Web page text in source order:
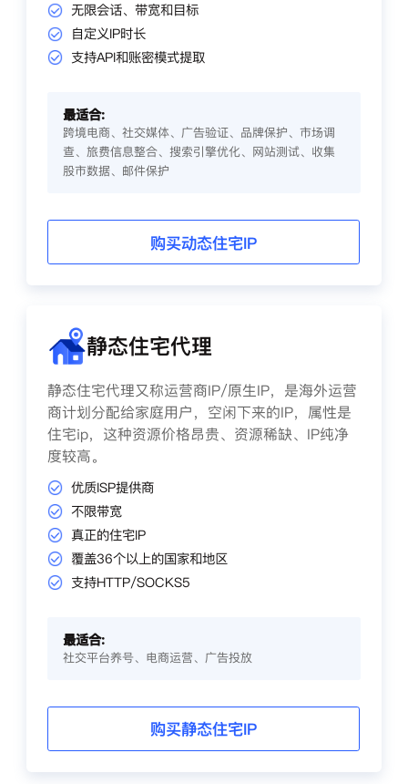
无限会话、带宽和目标
自定义IP时长
支持API和账密模式提取
最适合:
跨境电商、社交媒体、广告验证、品牌保护、市场调
查、旅费信息整合、搜索引擎优化、网站测试、收集
股市数据、邮件保护
购买动态住宅IP
静态住宅代理
静态住宅代理又称运营商IP/原生IP，是海外运营
商计划分配给家庭用户，空闲下来的IP，属性是
住宅ip，这种资源价格昂贵、资源稀缺、IP纯净
度较高。
优质ISP提供商
不限带宽
真正的住宅IP
覆盖36个以上的国家和地区
支持HTTP/SOCKS5
最适合:
社交平台养号、电商运营、广告投放
购买静态住宅IP